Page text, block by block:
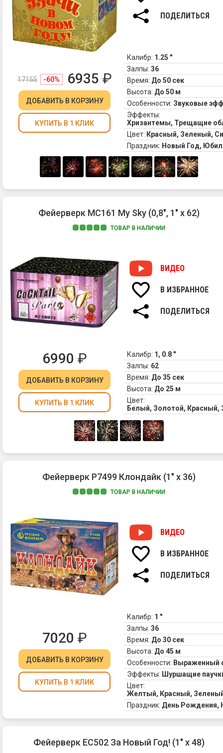
ПОДЕЛИТЬСЯ
17155 -60% 6935 ₽
ДОБАВИТЬ В КОРЗИНУ
КУПИТЬ В 1 КЛИК
Калибр: 1.25 "
Залпы: 36
Время: До 50 сек
Высота: До 50 м
Особенности: Звуковые
Эффекты:
Хризантемы, Трещащие
Цвет: Красный, Зеленый,
Праздник: Новый Год,
Фейерверк MC161 My Sky (0,8", 1" х 62)
ТОВАР В НАЛИЧИИ
ВИДЕО
В ИЗБРАННОЕ
ПОДЕЛИТЬСЯ
6990 ₽
ДОБАВИТЬ В КОРЗИНУ
КУПИТЬ В 1 КЛИК
Калибр: 1, 0.8 "
Залпы: 62
Время: До 35 сек
Высота: До 25 м
Цвет:
Белый, Золотой, Красный,
Фейерверк Р7499 Клондайк (1" х 36)
ТОВАР В НАЛИЧИИ
ВИДЕО
В ИЗБРАННОЕ
ПОДЕЛИТЬСЯ
7020 ₽
ДОБАВИТЬ В КОРЗИНУ
КУПИТЬ В 1 КЛИК
Калибр: 1 "
Залпы: 36
Время: До 30 сек
Высота: До 45 м
Особенности: Выраженный
Эффекты: Шуршащие
Цвет:
Желтый, Красный,
Праздник: День Рождения,
Фейерверк ЕС502 За Новый Год! (1" х 48)